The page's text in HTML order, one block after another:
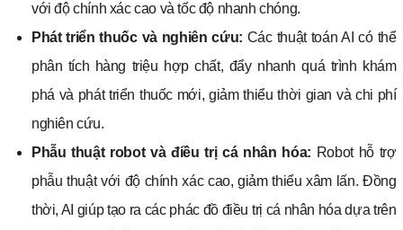
với độ chính xác cao và tốc độ nhanh chóng.
Phát triển thuốc và nghiên cứu: Các thuật toán AI có thể
phân tích hàng triệu hợp chất, đẩy nhanh quá trình khám
phá và phát triển thuốc mới, giảm thiểu thời gian và chi phí
nghiên cứu.
Phẫu thuật robot và điều trị cá nhân hóa: Robot hỗ trợ
phẫu thuật với độ chính xác cao, giảm thiểu xâm lấn. Đồng
thời, AI giúp tạo ra các phác đồ điều trị cá nhân hóa dựa trên